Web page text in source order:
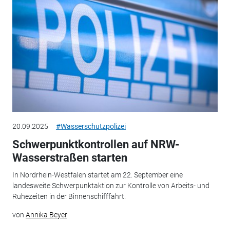
20.09.2025 #Wasserschutzpolizei
Schwerpunktkontrollen auf NRW-
Wasserstraßen starten
In Nordrhein-Westfalen startet am 22. September eine
landesweite Schwerpunktaktion zur Kontrolle von Arbeits- und
Ruhezeiten in der Binnenschifffahrt.
von Annika Beyer